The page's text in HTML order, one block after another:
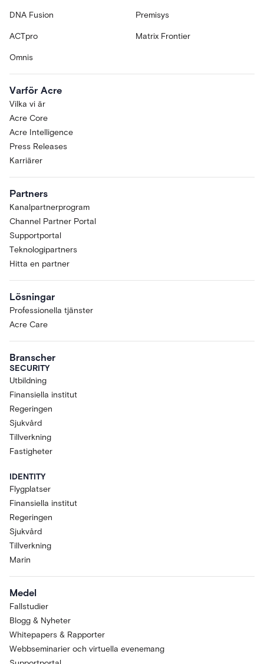
DNA Fusion Premisys
ACTpro Matrix Frontier
Omnis
Varför Acre
Vilka vi är
Acre Core
Acre Intelligence
Press Releases
Karriärer
Partners
Kanalpartnerprogram
Channel Partner Portal
Supportportal
Teknologipartners
Hitta en partner
Lösningar
Professionella tjänster
Acre Care
Branscher
SECURITY
Utbildning
Finansiella institut
Regeringen
Sjukvård
Tillverkning
Fastigheter
IDENTITY
Flygplatser
Finansiella institut
Regeringen
Sjukvård
Tillverkning
Marin
Medel
Fallstudier
Blogg & Nyheter
Whitepapers & Rapporter
Webbseminarier och virtuella evenemang